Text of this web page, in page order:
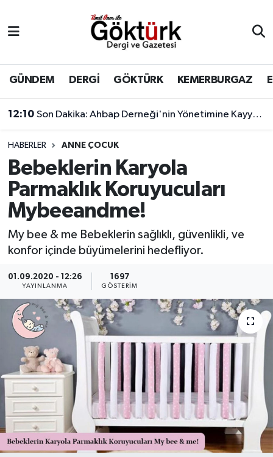
GÜNDEM DERGİ GÖKTÜRK KEMERBURGAZ
12:10 Son Dakika: Ahbap Derneği'nin Yönetimine Kayyum Atandı
HABERLER ANNE ÇOCUK
Bebeklerin Karyola
Parmaklık Koruyucuları
Mybeeandme!
My bee & me Bebeklerin sağlıklı, güvenlikli, ve
konfor içinde büyümelerini hedefliyor.
01.09.2020 - 12:26
YAYINLANMA
1697
GÖSTERIM
BİLİM
DERGİ
DÜNYA
EĞİTİM
EKONOMİ
GÖKTÜRK
KÜLTÜR - SANAT
MAGAZİN
ÖZEL HABER
SAĞLIK
SPOR
Eyüpsultan Hava Durumu
Eyüpsultan Trafik Yoğunluk Haritası
Süper Lig Puan Durumu ve Fikstür
Tüm Manşetler
Son Dakika Haberleri
Haber Arşivi